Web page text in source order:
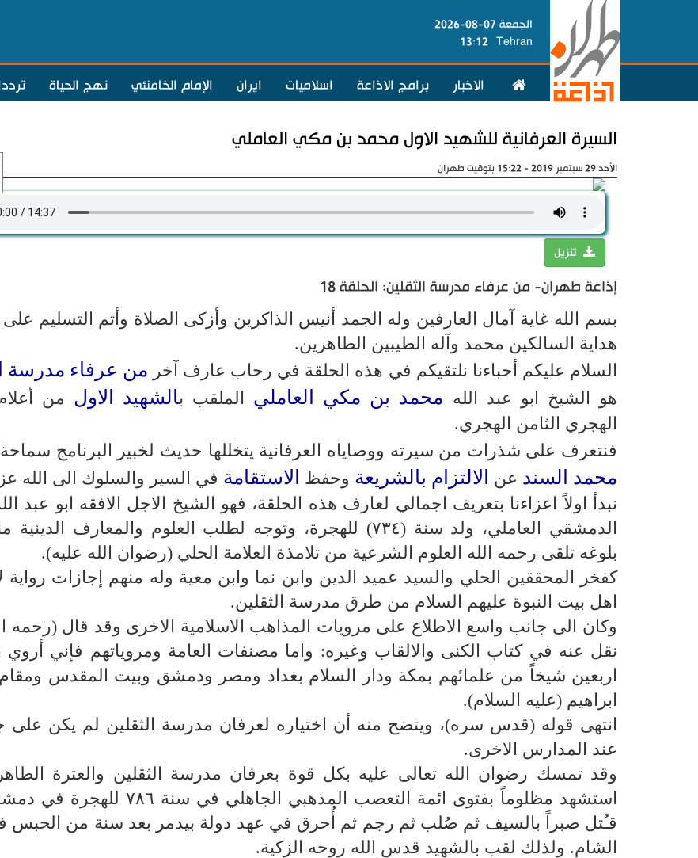
الجمعة 07-08-2026
Tehran
13:12
الاخبار برامج الاذاعة اسلاميات ايران الإمام الخامنئي نهج الحياة
السيرة العرفانية للشهيد الاول محمد بن مكي العاملي
الأحد 29 سبتمبر 2019 - 15:22 بتوقيت طهران
تنزيل
إذاعة طهران- من عرفاء مدرسة الثقلين: الحلقة 18
بسم الله غاية آمال العارفين وله الجمد أنيس الذاكرين وأزكى الصلاة وأتم التسليم
هداية السالكين محمد وآله الطيبين الطاهرين.
السلام عليكم أحباءنا نلتقيكم في هذه الحلقة في رحاب عارف آخر من عرفاء مدرسة
هو الشيخ ابو عبد الله محمد بن مكي العاملي الملقب بالشهيد الاول من
الهجري الثامن الهجري.
فنتعرف على شذرات من سيرته ووصاياه العرفانية يتخللها حديث لخبير البرنامج سماحة
محمد السند عن الالتزام بالشريعة وحفظ الاستقامة في السير والسلوك الى الله
نبدأ اولاً اعزاءنا بتعريف اجمالي لعارف هذه الحلقة، فهو الشيخ الاجل الافقه ابو عبد
الدمشقي العاملي، ولد سنة (۷۳٤) للهجرة، وتوجه لطلب العلوم والمعارف
بلوغه تلقى رحمه الله العلوم الشرعية من تلامذة العلامة الحلي (رضوان الله عليه).
كفخر المحققين الحلي والسيد عميد الدين وابن نما وابن معية وله منهم إجازات رواية
اهل بيت النبوة عليهم السلام من طرق مدرسة الثقلين.
وكان الى جانب واسع الاطلاع على مرويات المذاهب الاسلامية الاخرى وقد قال (رحمه
نقل عنه في كتاب الكنى والالقاب وغيره: واما مصنفات العامة ومروياتهم فإني
اربعين شيخاً من علمائهم بمكة ودار السلام بغداد ومصر ودمشق وبيت المقدس ومقام
ابراهيم (عليه السلام).
انتهى قوله (قدس سره)، ويتضح منه أن اختياره لعرفان مدرسة الثقلين لم يكن على
عند المدارس الاخرى.
وقد تمسك رضوان الله تعالى عليه بكل قوة بعرفان مدرسة الثقلين والعترة
استشهد مظلوماً بفتوى ائمة التعصب المذهبي الجاهلي في
قـُتل صبراً بالسيف ثم صُلب ثم رجم ثم أُحرق في عهد دولة بيدمر بعد سنة من الحبس
الشام. ولذلك لقب بالشهيد قدس الله روحه الزكية.